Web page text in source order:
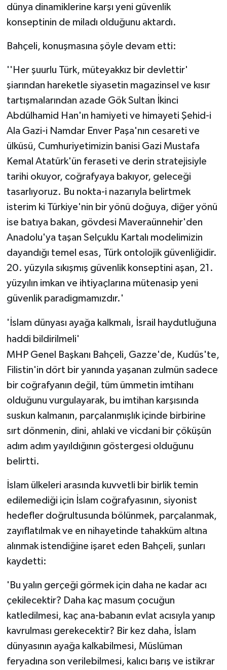
dünya dinamiklerine karşı yeni güvenlik
konseptinin de miladı olduğunu aktardı.
Bahçeli, konuşmasına şöyle devam etti:
''Her şuurlu Türk, müteyakkız bir devlettir'
şiarından hareketle siyasetin magazinsel ve kısır
tartışmalarından azade Gök Sultan İkinci
Abdülhamid Han'ın hamiyeti ve himayeti Şehid-i
Ala Gazi-i Namdar Enver Paşa'nın cesareti ve
ülküsü, Cumhuriyetimizin banisi Gazi Mustafa
Kemal Atatürk'ün feraseti ve derin stratejisiyle
tarihi okuyor, coğrafyaya bakıyor, geleceği
tasarlıyoruz. Bu nokta-i nazarıyla belirtmek
isterim ki Türkiye'nin bir yönü doğuya, diğer yönü
ise batıya bakan, gövdesi Maveraünnehir'den
Anadolu'ya taşan Selçuklu Kartalı modelimizin
dayandığı temel esas, Türk ontolojik güvenliğidir.
20. yüzyıla sıkışmış güvenlik konseptini aşan, 21.
yüzyılın imkan ve ihtiyaçlarına mütenasip yeni
güvenlik paradigmamızdır.'
'İslam dünyası ayağa kalkmalı, İsrail haydutluğuna
haddi bildirilmeli'
MHP Genel Başkanı Bahçeli, Gazze'de, Kudüs'te,
Filistin'in dört bir yanında yaşanan zulmün sadece
bir coğrafyanın değil, tüm ümmetin imtihanı
olduğunu vurgulayarak, bu imtihan karşısında
suskun kalmanın, parçalanmışlık içinde birbirine
sırt dönmenin, dini, ahlaki ve vicdani bir çöküşün
adım adım yayıldığının göstergesi olduğunu
belirtti.
İslam ülkeleri arasında kuvvetli bir birlik temin
edilemediği için İslam coğrafyasının, siyonist
hedefler doğrultusunda bölünmek, parçalanmak,
zayıflatılmak ve en nihayetinde tahakküm altına
alınmak istendiğine işaret eden Bahçeli, şunları
kaydetti:
'Bu yalın gerçeği görmek için daha ne kadar acı
çekilecektir? Daha kaç masum çocuğun
katledilmesi, kaç ana-babanın evlat acısıyla yanıp
kavrulması gerekecektir? Bir kez daha, İslam
dünyasının ayağa kalkabilmesi, Müslüman
feryadına son verilebilmesi, kalıcı barış ve istikrar